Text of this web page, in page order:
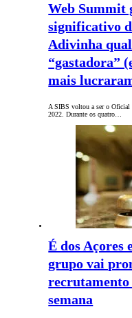
Web Summit
significativo
Adivinha
“gastadora”
mais
A SIBS voltou a ser o Oficial
2022. Durante os quatro…
É dos Açores
grupo vai
semana